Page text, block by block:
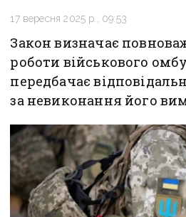
17 вересня 2025 р., 09:53
Закон визначає
роботи військового
передбачає
за невиконання його